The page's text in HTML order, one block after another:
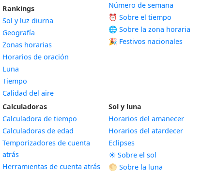
Rankings
Sol y luz diurna
Geografía
Zonas horarias
Horarios de oración
Luna
Tiempo
Calidad del aire
Número de semana
⏰ Sobre el tiempo
🌐 Sobre la zona horaria
🎉 Festivos nacionales
Calculadoras
Calculadora de tiempo
Calculadoras de edad
Temporizadores de cuenta
atrás
Herramientas de cuenta atrás
Sol y luna
Horarios del amanecer
Horarios del atardecer
Eclipses
☀️ Sobre el sol
🌕 Sobre la luna